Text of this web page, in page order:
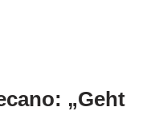
„Geht